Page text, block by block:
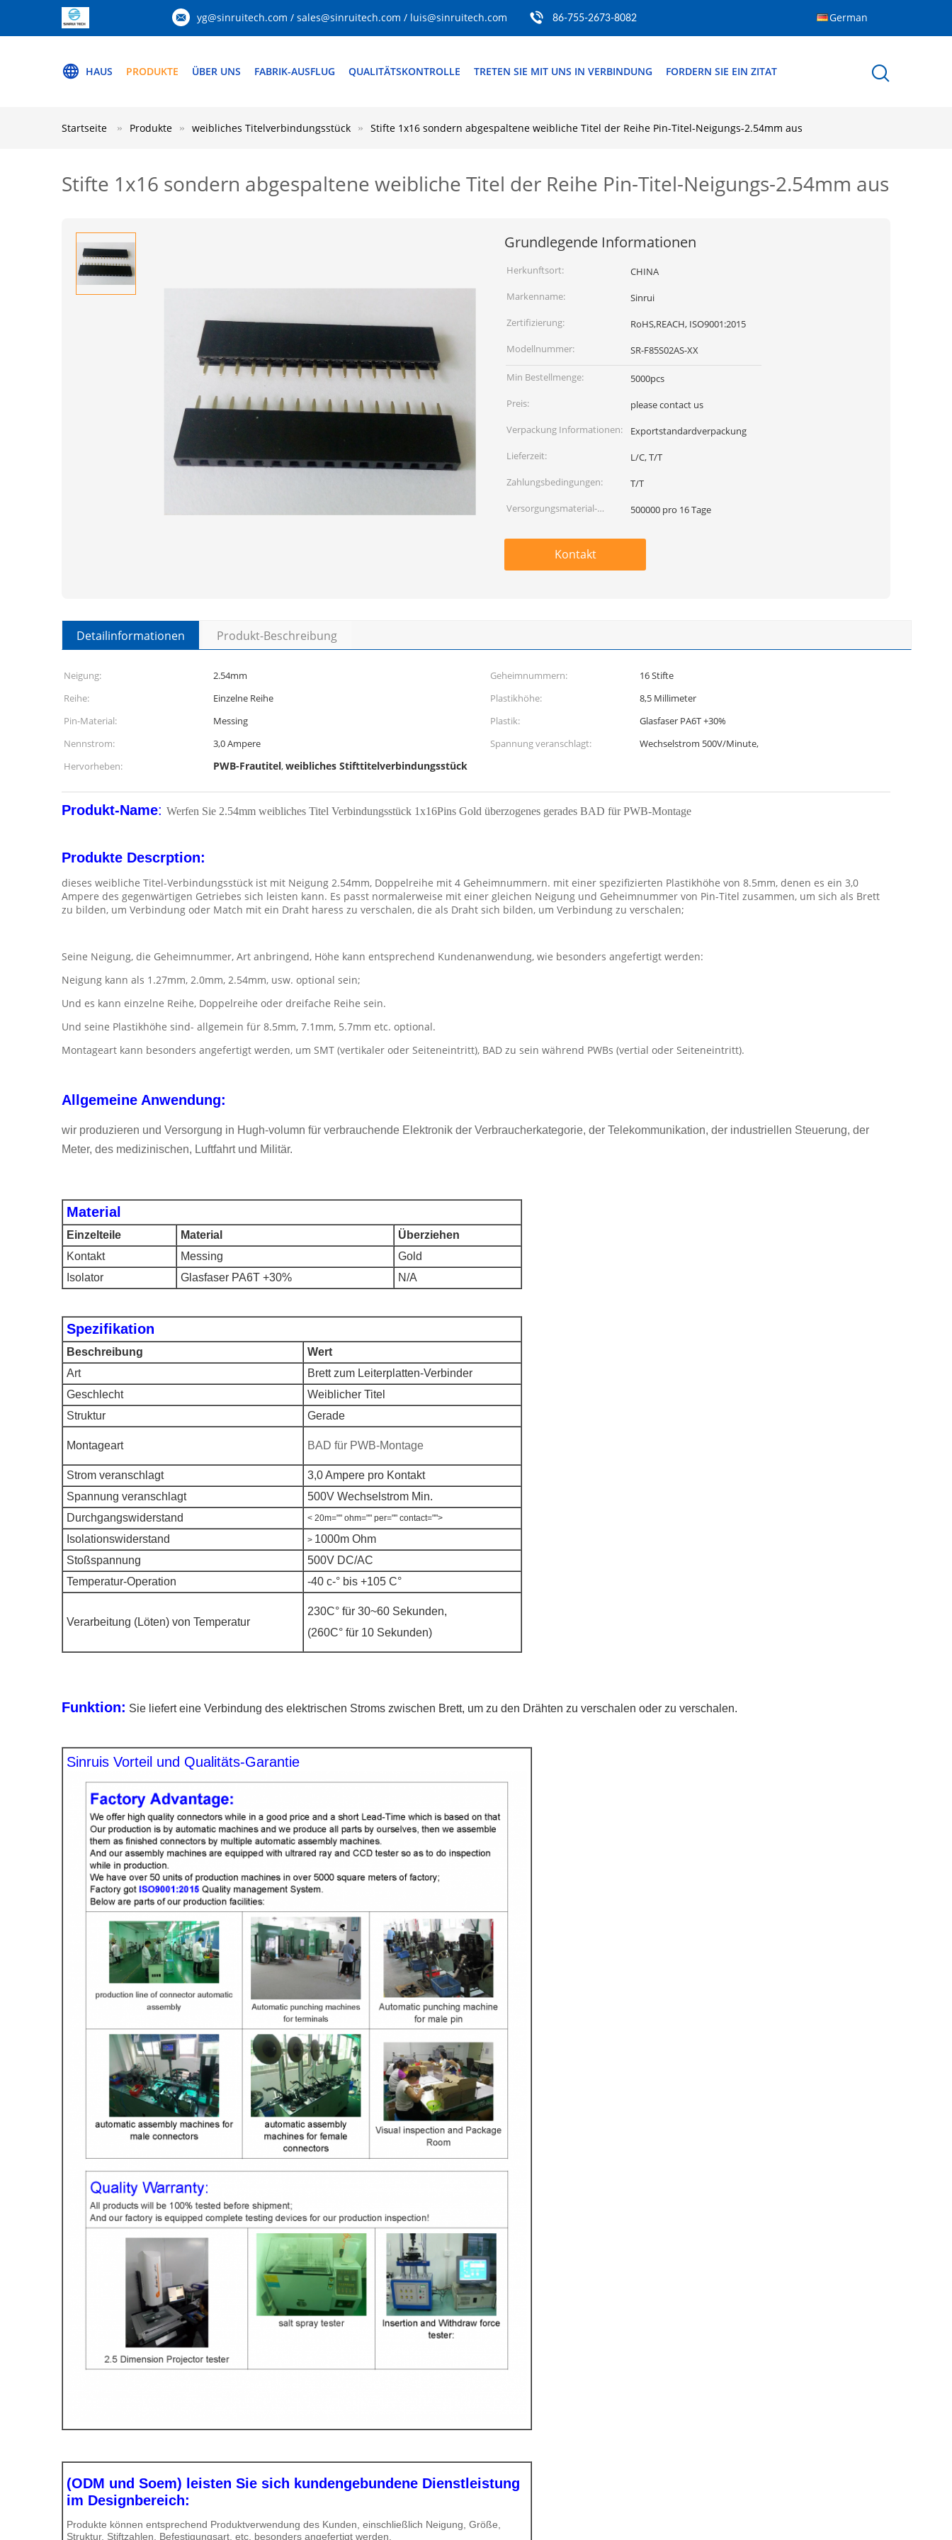
yg@sinruitech.com / sales@sinruitech.com / luis@sinruitech.com 86-755-2673-8082 German
HAUS PRODUKTE ÜBER UNS FABRIK-AUSFLUG QUALITÄTSKONTROLLE TRETEN SIE MIT UNS IN VERBINDUNG FORDERN SIE EIN ZITAT
Startseite Produkte weibliches Titelverbindungsstück Stifte 1x16 sondern abgespaltene weibliche Titel der Reihe Pin-Titel-Neigungs-2.54mm aus
Stifte 1x16 sondern abgespaltene weibliche Titel der Reihe Pin-Titel-Neigungs-2.54mm aus
Grundlegende Informationen
Herkunftsort:
CHINA
Markenname:
Sinrui
Zertifizierung:
RoHS,REACH, ISO9001:2015
Modellnummer:
SR-F85S02AS-XX
Min Bestellmenge:
5000pcs
Preis:
please contact us
Verpackung Informationen:
Exportstandardverpackung
Lieferzeit:
L/C, T/T
Zahlungsbedingungen:
T/T
Versorgungsmaterial-
500000 pro 16 Tage
Kontakt
Detailinformationen Produkt-Beschreibung
Neigung: 2.54mm Geheimnummern:
16 Stifte
Reihe:
Einzelne Reihe Plastikhöhe:
8,5 Millimeter
Pin-Material:
Messing Plastik:
Glasfaser PA6T +30%
Nennstrom:
3,0 Ampere Spannung veranschlagt:
Wechselstrom 500V/Minute,
Hervorheben:
PWB-Frautitel,weibliches Stifttitelverbindungsstück
Produkt-Name: Werfen Sie 2.54mm weibliches Titel Verbindungsstück 1x16Pins Gold überzogenes gerades BAD für PWB-Montage
Produkte Descrption:
dieses weibliche Titel-Verbindungsstück ist mit Neigung 2.54mm, Doppelreihe mit 4 Geheimnummern. mit einer spezifizierten Plastikhöhe von 8.5mm, denen es ein 3,0
Ampere des gegenwärtigen Getriebes sich leisten kann. Es passt normalerweise mit einer gleichen Neigung und Geheimnummer von Pin-Titel zusammen, um sich als Brett
zu bilden, um Verbindung oder Match mit ein Draht haress zu verschalen, die als Draht sich bilden, um Verbindung zu verschalen;
Seine Neigung, die Geheimnummer, Art anbringend, Höhe kann entsprechend Kundenanwendung, wie besonders angefertigt werden:
Neigung kann als 1.27mm, 2.0mm, 2.54mm, usw. optional sein;
Und es kann einzelne Reihe, Doppelreihe oder dreifache Reihe sein.
Und seine Plastikhöhe sind- allgemein für 8.5mm, 7.1mm, 5.7mm etc. optional.
Montageart kann besonders angefertigt werden, um SMT (vertikaler oder Seiteneintritt), BAD zu sein während PWBs (vertial oder Seiteneintritt).
Allgemeine Anwendung:
wir produzieren und Versorgung in Hugh-volumn für verbrauchende Elektronik der Verbraucherkategorie, der Telekommunikation, der industriellen Steuerung, der
Meter, des medizinischen, Luftfahrt und Militär.
Material
Einzelteile Material
Überziehen
Kontakt
Messing
Gold
Isolator
Glasfaser PA6T +30% N/A
Spezifikation
Beschreibung
Wert
Art
Brett zum Leiterplatten-Verbinder
Geschlecht
Weiblicher Titel
Struktur
Gerade
Montageart BAD für PWB-Montage
Strom veranschlagt
3,0 Ampere pro Kontakt
Spannung veranschlagt
500V Wechselstrom Min.
Durchgangswiderstand
< 20m="" ohm="" per="" contact="">
Isolationswiderstand > 1000m Ohm
Stoßspannung
500V DC/AC
Temperatur-Operation
-40 c-° bis +105 C°
Verarbeitung (Löten) von Temperatur
230C° für 30~60 Sekunden,
(260C° für 10 Sekunden)
Funktion: Sie liefert eine Verbindung des elektrischen Stroms zwischen Brett, um zu den Drähten zu verschalen oder zu verschalen.
Sinruis Vorteil und Qualitäts-Garantie
(ODM und Soem) leisten Sie sich kundengebundene Dienstleistung
im Designbereich:
Produkte können entsprechend Produktverwendung des Kunden, einschließlich Neigung, Größe,
Struktur, Stiftzahlen, Befestigungsart, etc. besonders angefertigt werden.